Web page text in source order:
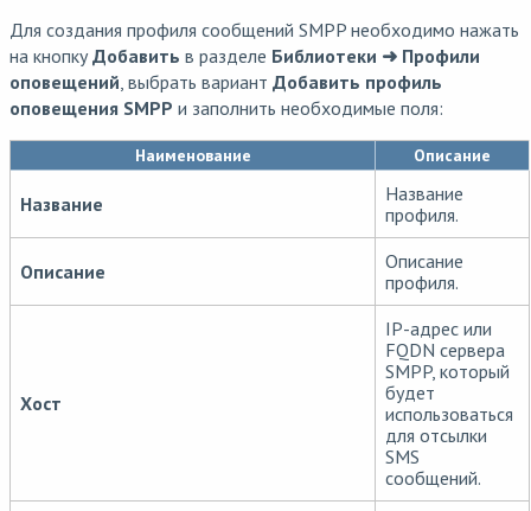
Для создания профиля сообщений SMPP необходимо нажать
на кнопкуДобавить в разделе Библиотеки ➜ Профили
оповещений, выбрать вариант Добавить профиль
оповещения SMPP и заполнить необходимые поля:
Наименование Описание
Название
Название
профиля.
Описание
Описание
профиля.
Хост
IP-адрес или
FQDN сервера
SMPP, который
будет
использоваться
для отсылки
SMS
сообщений.